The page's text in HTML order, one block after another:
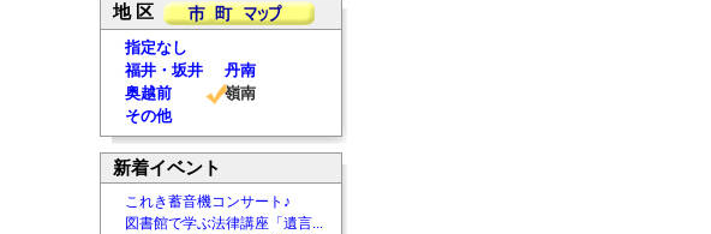
地 区
指定なし
福井・坂井
丹南
奥越前
嶺南
その他
新着イベント
これき蓄音機コンサート♪
図書館で学ぶ法律講座「遺言...